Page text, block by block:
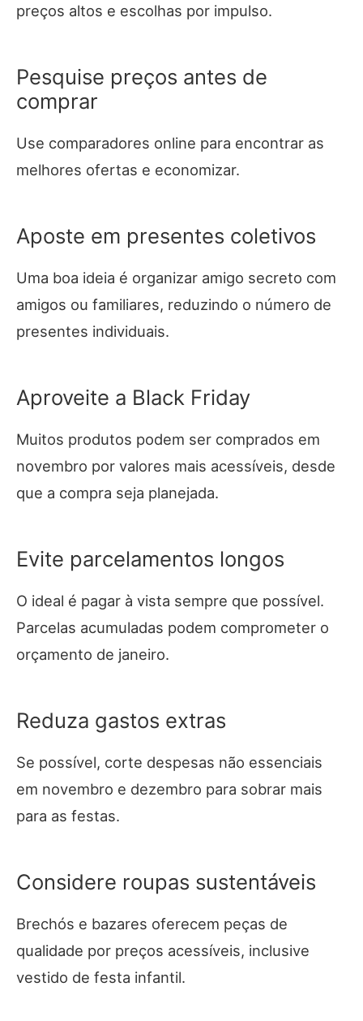
preços altos e escolhas por impulso.
Pesquise preços antes de
comprar
Use comparadores online para encontrar as
melhores ofertas e economizar.
Aposte em presentes coletivos
Uma boa ideia é organizar amigo secreto com
amigos ou familiares, reduzindo o número de
presentes individuais.
Aproveite a Black Friday
Muitos produtos podem ser comprados em
novembro por valores mais acessíveis, desde
que a compra seja planejada.
Evite parcelamentos longos
O ideal é pagar à vista sempre que possível.
Parcelas acumuladas podem comprometer o
orçamento de janeiro.
Reduza gastos extras
Se possível, corte despesas não essenciais
em novembro e dezembro para sobrar mais
para as festas.
Considere roupas sustentáveis
Brechós e bazares oferecem peças de
qualidade por preços acessíveis, inclusive
vestido de festa infantil.